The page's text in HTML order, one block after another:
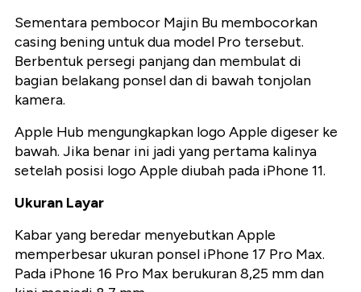
Sementara pembocor Majin Bu membocorkan
casing bening untuk dua model Pro tersebut.
Berbentuk persegi panjang dan membulat di
bagian belakang ponsel dan di bawah tonjolan
kamera.
Apple Hub mengungkapkan logo Apple digeser ke
bawah. Jika benar ini jadi yang pertama kalinya
setelah posisi logo Apple diubah pada iPhone 11.
Ukuran Layar
Kabar yang beredar menyebutkan Apple
memperbesar ukuran ponsel iPhone 17 Pro Max.
Pada iPhone 16 Pro Max berukuran 8,25 mm dan